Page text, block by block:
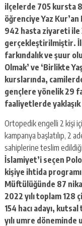
ilçelerde 705 kursta
öğrenciye Yaz
942 hasta ziyareti ile
gerçekleştirilmiştir.
farkındalık ve şuur
Olmak’ ve ‘Birlikte
kurslarında,
gençlere yönelik 29
faaliyetlerde
Ortopedik engelli 2 kişi
kampanya başlatılıp, 2
sahiplerine teslim
İslamiyet’i seçen
kişiye ihtida
Müftülüğünde 87
2022 yılı toplam 128
154 hacı adayı,
yılı umre